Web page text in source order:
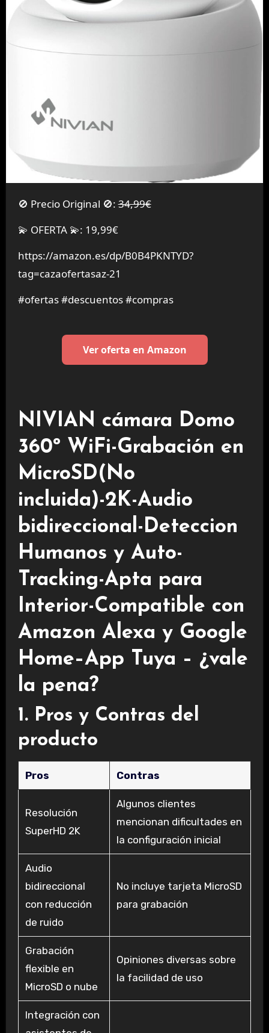
🚫 Precio Original 🚫:34,99€
💫 OFERTA 💫: 19,99€
https://amazon.es/dp/B0B4PKNTYD?
tag=cazaofertasaz-21
#ofertas #descuentos #compras
Ver oferta en Amazon
NIVIAN cámara Domo
360º WiFi-Grabación en
MicroSD(No
incluida)-2K-Audio
bidireccional-Deteccion
Humanos y Auto-
Tracking-Apta para
Interior-Compatible con
Amazon Alexa y Google
Home–App Tuya – ¿vale
la pena?
1. Pros y Contras del
producto
Pros Contras
Resolución
SuperHD 2K
Algunos clientes
mencionan dificultades en
la configuración inicial
Audio
bidireccional
con reducción
de ruido
No incluye tarjeta MicroSD
para grabación
Grabación
flexible en
MicroSD o nube
Opiniones diversas sobre
la facilidad de uso
Integración con